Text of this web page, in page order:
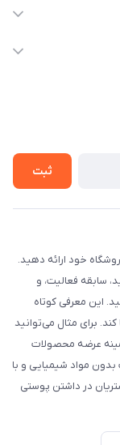
ثبت
خود ارائه دهید.
سابقه فعالیت، و
این معرفی کوتاه
برای مثال می‌توانید
خود را در زمینه عرضه محصولات
مواد شیمیایی و با
در داشتن پوستی